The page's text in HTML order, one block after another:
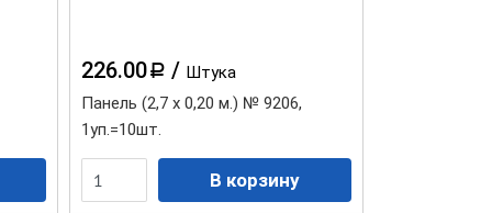
226.00a / Штука
Панель (2,7 х 0,20 м.) № 9206,
1уп.=10шт.